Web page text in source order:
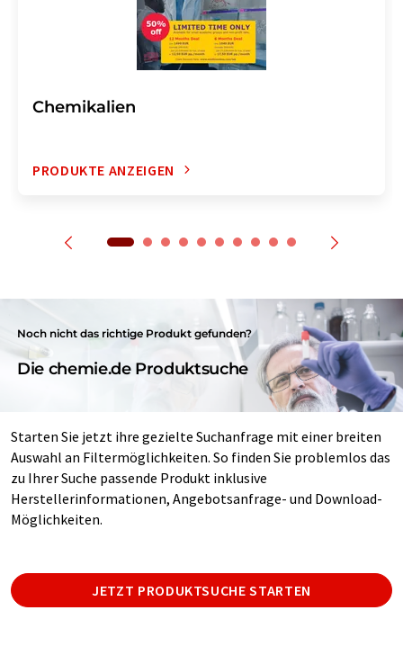
Chemikalien
PRODUKTE ANZEIGEN
Noch nicht das richtige Produkt gefunden?
Die chemie.de Produktsuche
Starten Sie jetzt ihre gezielte Suchanfrage mit einer breiten
Auswahl an Filtermöglichkeiten. So finden Sie problemlos das
zu Ihrer Suche passende Produkt inklusive
Herstellerinformationen, Angebotsanfrage- und Download-
Möglichkeiten.
JETZT PRODUKTSUCHE STARTEN